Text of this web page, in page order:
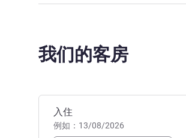
我们的客房
预订此酒店
入住
例如：13/08/2026